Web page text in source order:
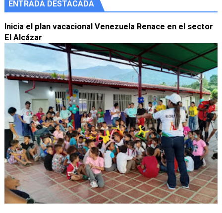
ENTRADA DESTACADA
Inicia el plan vacacional Venezuela Renace en el sector
El Alcázar